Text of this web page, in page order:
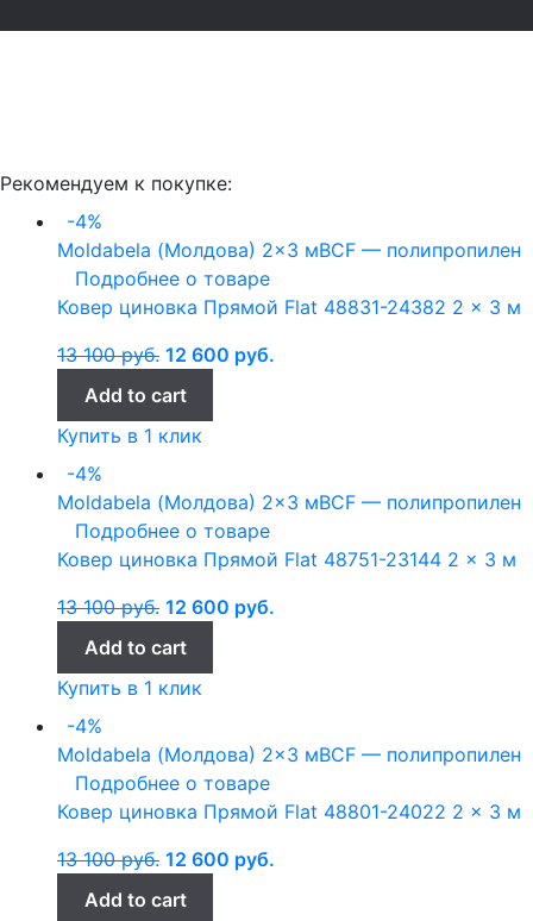
Рекомендуем к покупке:
-4%
Moldabela (Молдова) 2x3 мBCF — полипропилен
Подробнее о товаре
Ковер циновка Прямой Flat 48831-24382 2 x 3 м
13 100руб. 12 600 руб.
Add to cart
Купить в 1 клик
-4%
Moldabela (Молдова) 2x3 мBCF — полипропилен
Подробнее о товаре
Ковер циновка Прямой Flat 48751-23144 2 x 3 м
13 100руб. 12 600 руб.
Add to cart
Купить в 1 клик
-4%
Moldabela (Молдова) 2x3 мBCF — полипропилен
Подробнее о товаре
Ковер циновка Прямой Flat 48801-24022 2 x 3 м
13 100руб. 12 600 руб.
Add to cart